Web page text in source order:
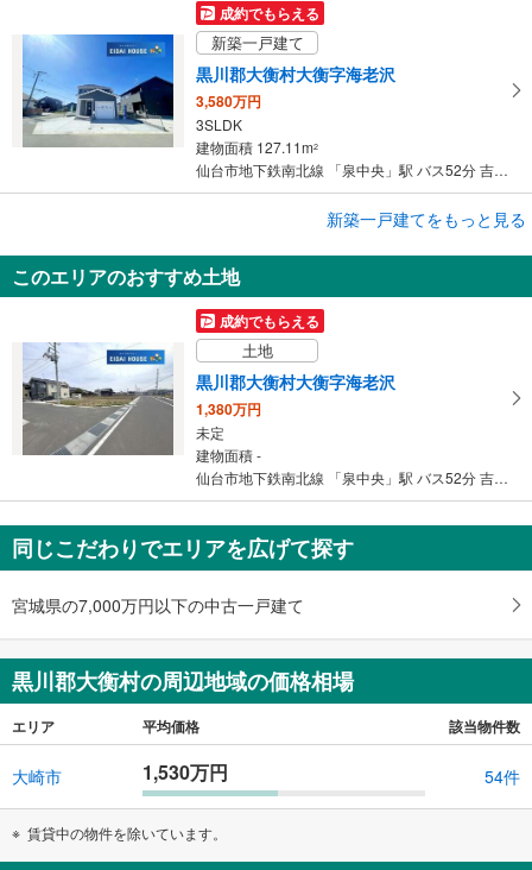
成約でもらえる
新築一戸建て
黒川郡大衡村大衡字海老沢
3,580万円
3SLDK
建物面積 127.11m2
仙台市地下鉄南北線 「泉中央」駅 バス52分 吉岡志田町 バス停下車 徒歩10分
黒川郡大衡村大衡字海老沢
3,580万円
3SLDK
建物面積 127.11m
新築一戸建てをもっと見る
このエリアのおすすめ土地
成約でもらえる
土地
黒川郡大衡村大衡字海老沢
1,380万円
未定
建物面積 -
仙台市地下鉄南北線 「泉中央」駅 バス52分 吉岡志田町 バス停下車 徒歩10分
同じこだわりでエリアを広げて探す
宮城県の7,000万円以下の中古一戸建て
黒川郡大衡村の周辺地域の価格相場
エリア 平均価格 該当物件数
大崎市 1,530万円 54件
賃貸中の物件を除いています。